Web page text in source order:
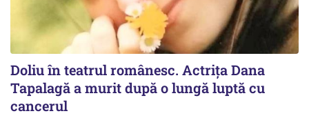
Doliu în teatrul românesc. Actrița Dana
Tapalagă a murit după o lungă luptă cu
cancerul